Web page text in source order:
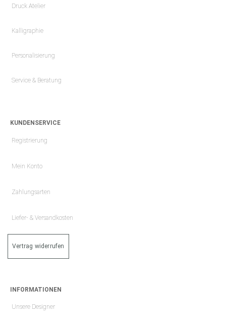
Druck Atelier
Kalligraphie
Personalisierung
Service & Beratung
KUNDENSERVICE
Registrierung
Mein Konto
Zahlungsarten
Liefer- & Versandkosten
Vertrag widerrufen
INFORMATIONEN
Unsere Designer